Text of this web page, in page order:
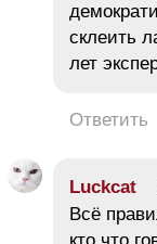
склеить
лет
Ответить
Luckcat
Всё